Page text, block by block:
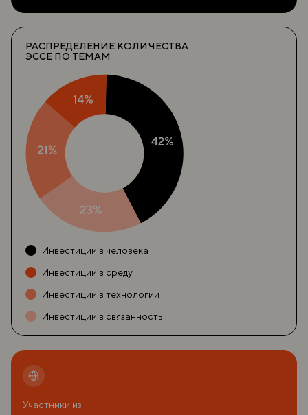
РАСПРЕДЕЛЕНИЕ КОЛИЧЕСТВА
ЭССЕ ПО ТЕМАМ
Инвестиции в человека
Инвестиции в среду
Инвестиции в технологии
Инвестиции в связанность
Участники из